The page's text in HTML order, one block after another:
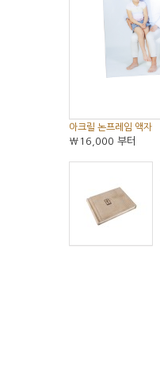
아크릴 논프레임 액자
₩16,000 부터